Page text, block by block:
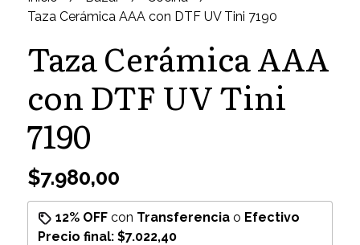
Taza Cerámica AAA con DTF UV Tini 7190
Taza Cerámica AAA
con DTF UV Tini
7190
$7.980,00
12% OFFcon Transferenciao Efectivo
Precio final: $7.022,40